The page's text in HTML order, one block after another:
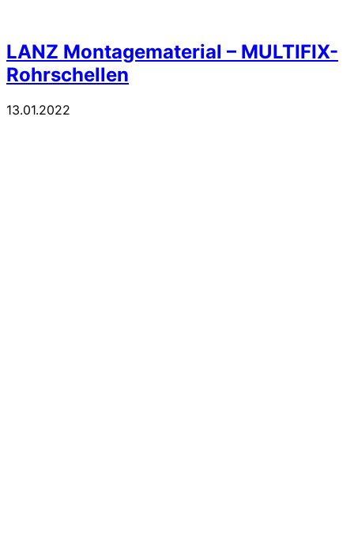
LANZ Montagematerial – MULTIFIX-
Rohrschellen
13.01.2022